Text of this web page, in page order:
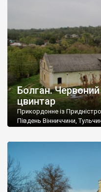
Болган.
цвинтар
Прикордонне із
Південь Вінниччини,
старовинний цвинтар із
збереглися, написані
мовою. За всіма
український. Хрести
роках Болган […]